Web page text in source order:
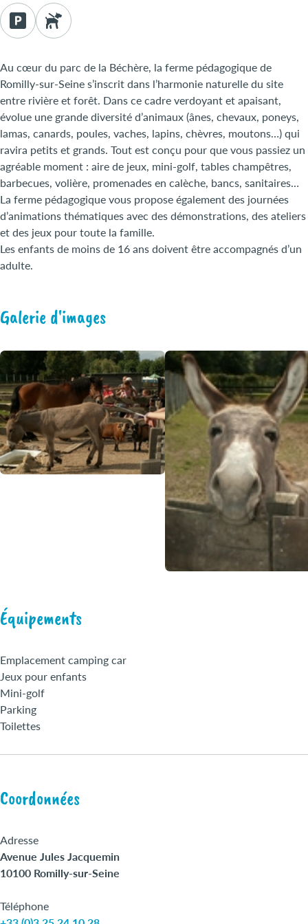
Au cœur du parc de la Béchère, la ferme pédagogique de
Romilly-sur-Seine s’inscrit dans l’harmonie naturelle du site
entre rivière et forêt. Dans ce cadre verdoyant et apaisant,
évolue une grande diversité d’animaux (ânes, chevaux, poneys,
lamas, canards, poules, vaches, lapins, chèvres, moutons…) qui
ravira petits et grands. Tout est conçu pour que vous passiez un
agréable moment : aire de jeux, mini-golf, tables champêtres,
barbecues, volière, promenades en calèche, bancs, sanitaires…
La ferme pédagogique vous propose également des journées
d’animations thématiques avec des démonstrations, des ateliers
et des jeux pour toute la famille.
Les enfants de moins de 16 ans doivent être accompagnés d’un
adulte.
Galerie d'images
Équipements
Emplacement camping car
Jeux pour enfants
Mini-golf
Parking
Toilettes
Coordonnées
Adresse
Avenue Jules Jacquemin
10100 Romilly-sur-Seine
Téléphone